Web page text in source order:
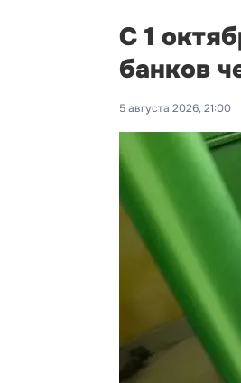
С 1
банков
5 августа 2026, 21:00